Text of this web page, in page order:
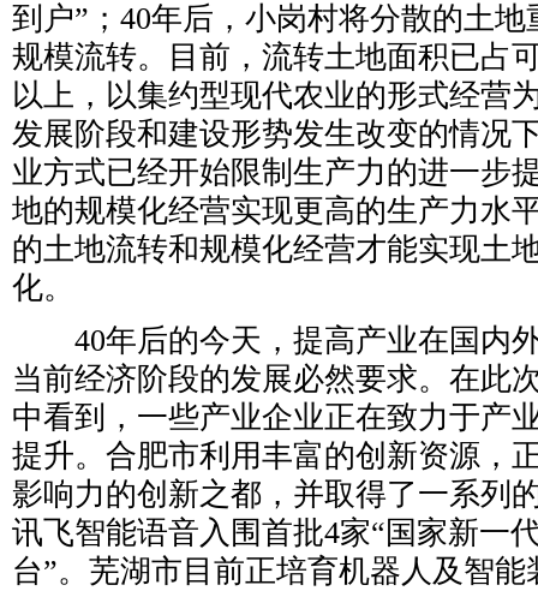
到户”；40年后，小岗村将分散的土
规模流转。目前，流转土地面积已占
以上，以集约型现代农业的形式经营
发展阶段和建设形势发生改变的情况
业方式已经开始限制生产力的进一步
地的规模化经营实现更高的生产力水
的土地流转和规模化经营才能实现土
化。
40年后的今天，提高产业在国内
当前经济阶段的发展必然要求。在此
中看到，一些产业企业正在致力于产
提升。合肥市利用丰富的创新资源，
影响力的创新之都，并取得了一系列
讯飞智能语音入围首批4家“国家新一
台”。芜湖市目前正培育机器人及智